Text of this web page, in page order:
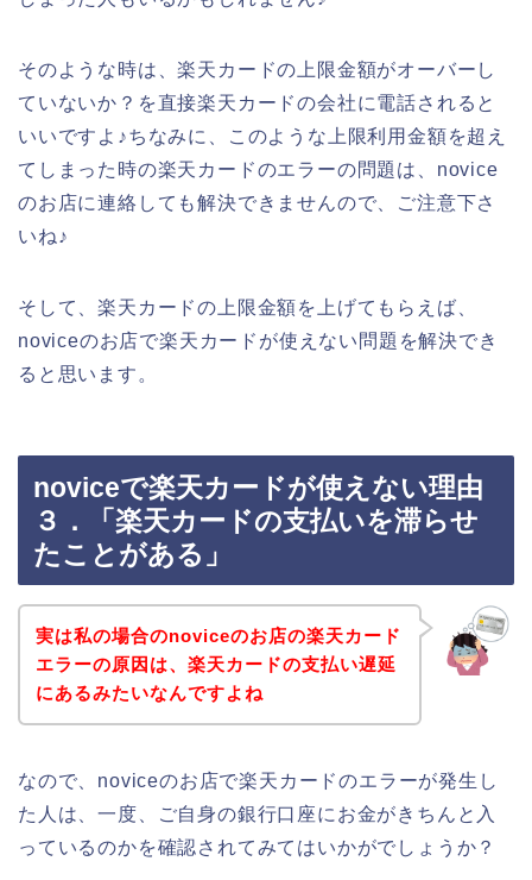
そのような時は、楽天カードの上限金額がオーバーし
ていないか？を直接楽天カードの会社に電話されると
いいですよ♪ちなみに、このような上限利用金額を超え
てしまった時の楽天カードのエラーの問題は、novice
のお店に連絡しても解決できませんので、ご注意下さ
いね♪
そして、楽天カードの上限金額を上げてもらえば、
noviceのお店で楽天カードが使えない問題を解決でき
ると思います。
noviceで楽天カードが使えない理由
３．「楽天カードの支払いを滞らせ
たことがある」
実は私の場合のnoviceのお店の楽天カード
エラーの原因は、楽天カードの支払い遅延
にあるみたいなんですよね
なので、noviceのお店で楽天カードのエラーが発生し
た人は、一度、ご自身の銀行口座にお金がきちんと入
っているのかを確認されてみてはいかがでしょうか？